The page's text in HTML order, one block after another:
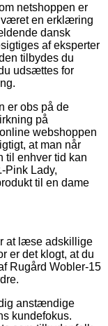
netshoppen er
en erklæring
dansk
af eksperter
tilbydes du
udsættes for
er obs på de
på
webshoppen
at man når
til enhver tid kan
Pink Lady,
til en dame
at læse adskillige
er det klogt, at du
Rugård Wobler-15
anstændige
kundefokus.